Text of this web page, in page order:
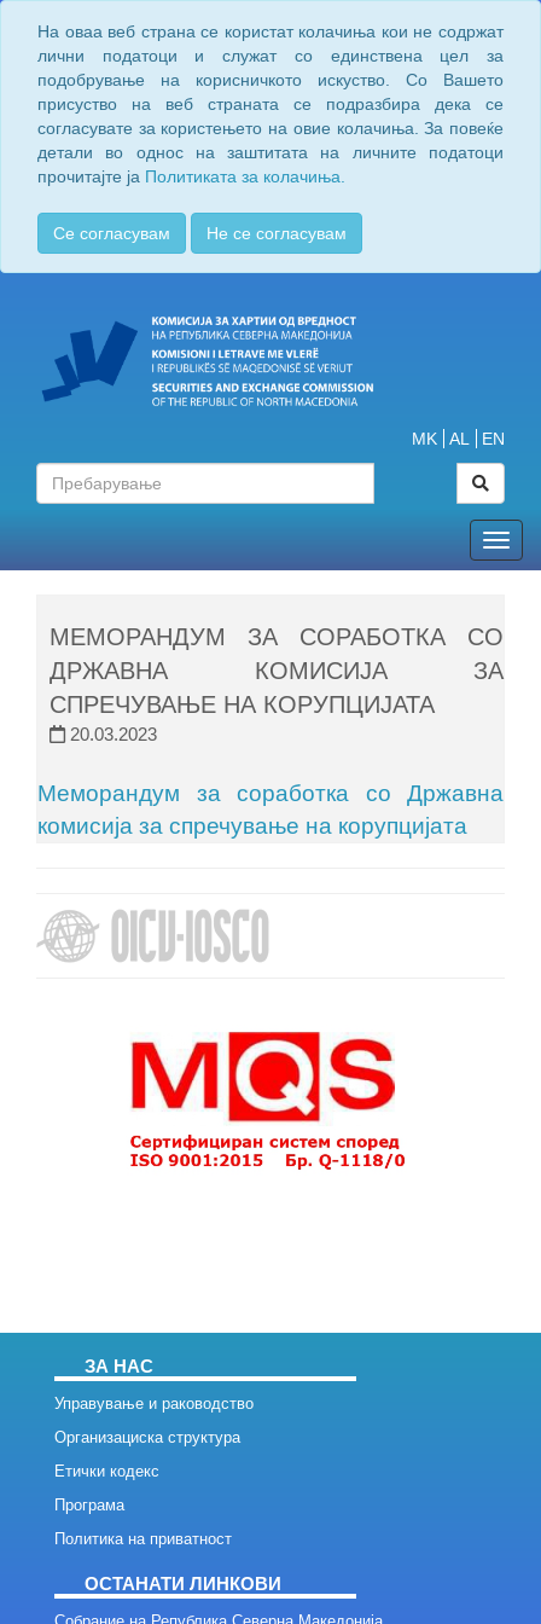
На оваа веб страна се користат колачиња кои не содржат
лични податоци и служат со единствена цел за
подобрување на корисничкото искуство. Со Вашето
присуство на веб страната се подразбира дека се
согласувате за користењето на овие колачиња. За повеќе
детали во однос на заштитата на личните податоци
прочитајте ја Политиката за колачиња.
Се согласувам Не се согласувам
MK AL EN
МЕМОРАНДУМ ЗА СОРАБОТКА СО
ДРЖАВНА КОМИСИЈА ЗА
СПРЕЧУВАЊЕ НА КОРУПЦИЈАТА
20.03.2023
Меморандум за соработка со Државна
комисија за спречување на корупцијата
ЗА НАС
Управување и раководство
Организациска структура
Етички кодекс
Програма
Политика на приватност
ОСТАНАТИ ЛИНКОВИ